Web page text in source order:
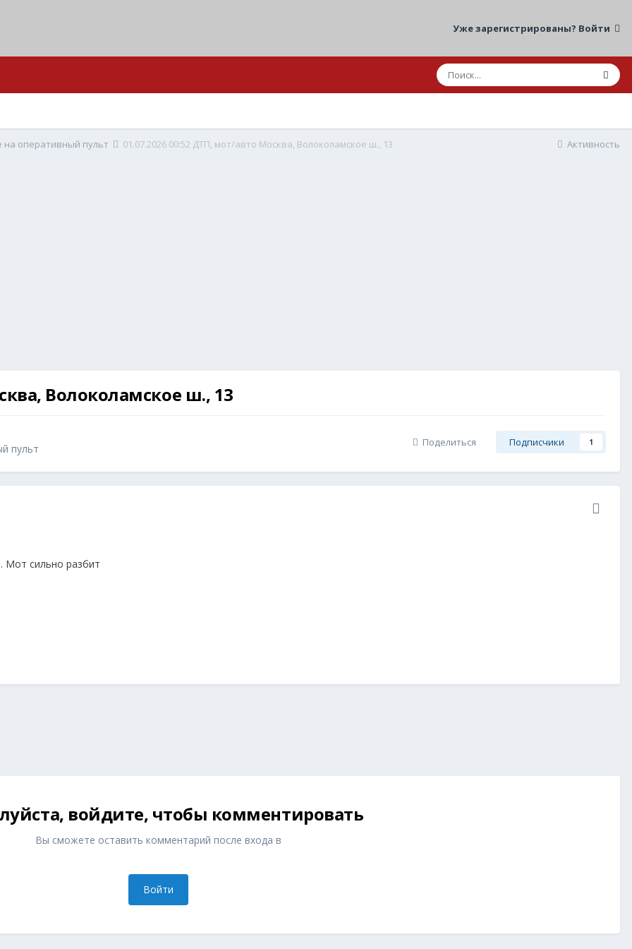
Уже зарегистрированы? Войти
Активность
на оперативный пульт 01.07.2026 00:52 ДТП, мот/авто Москва, Волоколамское ш., 13
Волоколамское ш., 13
пульт Поделиться Подписчики 1
Мот сильно разбит
войдите, чтобы комментировать
Вы сможете оставить комментарий после входа в
Войти